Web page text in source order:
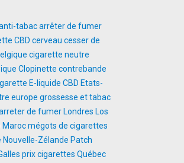
tabacarrêter de fumer
CBD cerveau cesser de
cigarette neutre
Clopinette contrebande
E-liquide CBD Etats-
europe grossesse et tabac
de fumer Londres Los
Marocmégots de cigarettes
Nouvelle-Zélande Patch
prix cigarettes Québec